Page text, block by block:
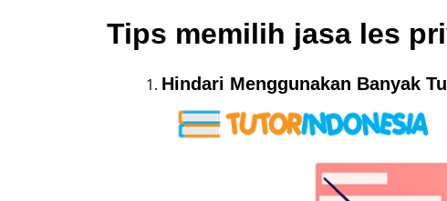
Tips memilih jasa les
Hindari Menggunakan Banyak